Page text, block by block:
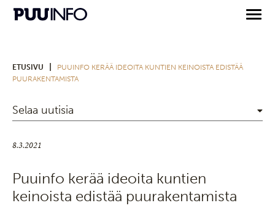
ETUSIVU
PUUINFO KERÄÄ IDEOITA KUNTIEN KEINOISTA EDISTÄÄ
PUURAKENTAMISTA
Selaa uutisia
8.3.2021
Puuinfo kerää ideoita kuntien
keinoista edistää puurakentamista